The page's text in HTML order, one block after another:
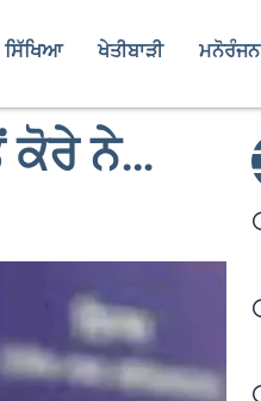
ਸਿੱਖਿਆ ਖੇਤੀਬਾੜੀ ਮਨੋਰੰਜਨ
ਕੋਰੇ ਨੇ…